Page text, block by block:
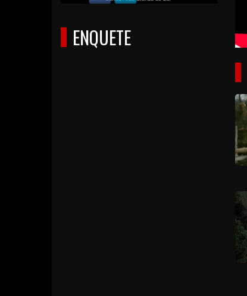
ENQUETE